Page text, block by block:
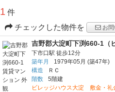
1 件
チェックした物件を
お問
吉野郡大淀町下渕660-1（
下市口駅 徒歩12分
築年月
1979年05月 (築47年)
構造
ＲＣ
階数
5階建
ビレッジハウス大淀 敷金・礼